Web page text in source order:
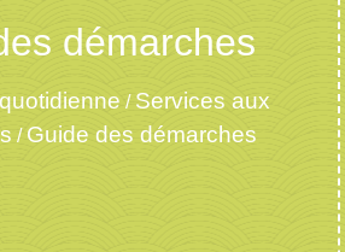
démarches
/ Services aux
/ Guide des démarches